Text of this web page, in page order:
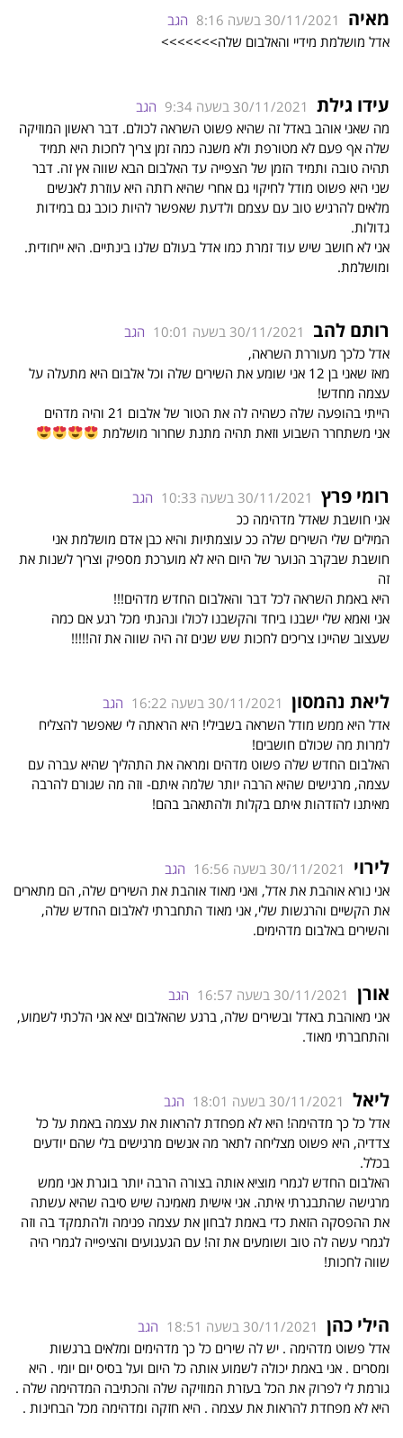
מאיה 30/11/2021 בשעה 8:16
הגב
אדל מושלמת מידיי והאלבום שלה>>>>>>>
עידו גילת 30/11/2021 בשעה 9:34
הגב
מה שאני אוהב באדל זה שהיא פשוט השראה לכולם. דבר ראשון המוזיקה
שלה אף פעם לא מטורפת ולא משנה כמה זמן צריך לחכות היא תמיד
תהיה טובה ותמיד הזמן של הצפייה עד האלבום הבא שווה אץ זה. דבר
שני היא פשוט מודל לחיקוי גם אחרי שהיא רזתה היא עוזרת לאנשים
מלאים להרגיש טוב עם עצמם ולדעת שאפשר להיות כוכב גם במידות
גדולות.
אני לא חושב שיש עוד זמרת כמו אדל בעולם שלנו בינתיים. היא ייחודית.
ומושלמת.
רותם להב 30/11/2021 בשעה 10:01
הגב
אדל כלכך מעוררת השראה,
מאז שאני בן 12 אני שומע את השירים שלה וכל אלבום היא מתעלה על
עצמה מחדש!
הייתי בהופעה שלה כשהיה לה את הטור של אלבום 21 והיה מדהים
אני משתחרר השבוע וזאת תהיה מתנת שחרור מושלמת
רומי פרץ 30/11/2021 בשעה 10:33
הגב
אני חושבת שאדל מדהימה ככ
המילים שלי השירים שלה ככ עוצמתיות והיא כבן אדם מושלמת אני
חושבת שבקרב הנוער של היום היא לא מוערכת מספיק וצריך לשנות את
זה
היא באמת השראה לכל דבר והאלבום החדש מדהים!!!
אני ואמא שלי ישבנו ביחד והקשבנו לכולו ונהנתי מכל רגע אם כמה
שעצוב שהיינו צריכים לחכות שש שנים זה היה שווה את זה!!!!!
ליאת נהמסון 30/11/2021 בשעה 16:22
הגב
אדל היא ממש מודל השראה בשבילי! היא הראתה לי שאפשר להצליח
למרות מה שכולם חושבים!
האלבום החדש שלה פשוט מדהים ומראה את התהליך שהיא עברה עם
עצמה, מרגישים שהיא הרבה יותר שלמה איתם- וזה מה שגורם להרבה
מאיתנו להזדהות איתם בקלות ולהתאהב בהם!
לירוי 30/11/2021 בשעה 16:56
הגב
אני נורא אוהבת את אדל, ואני מאוד אוהבת את השירים שלה, הם מתארים
את הקשיים והרגשות שלי, אני מאוד התחברתי לאלבום החדש שלה,
והשירים באלבום מדהימים.
אורן 30/11/2021 בשעה 16:57
הגב
אני מאוהבת באדל ובשירים שלה, ברגע שהאלבום יצא אני הלכתי לשמוע,
והתחברתי מאוד.
ליאל 30/11/2021 בשעה 18:01
הגב
אדל כל כך מדהימה! היא לא מפחדת להראות את עצמה באמת על כל
צדדיה, היא פשוט מצליחה לתאר מה אנשים מרגישים בלי שהם יודעים
בכלל.
האלבום החדש לגמרי מוציא אותה בצורה הרבה יותר בוגרת אני ממש
מרגישה שהתבגרתי איתה. אני אישית מאמינה שיש סיבה שהיא עשתה
את ההפסקה הזאת כדי באמת לבחון את עצמה פנימה ולהתמקד בה וזה
לגמרי עשה לה טוב ושומעים את זה! עם הגעגועים והציפייה לגמרי היה
שווה לחכות!
הילי כהן 30/11/2021 בשעה 18:51
הגב
אדל פשוט מדהימה . יש לה שירים כל כך מדהימים ומלאים ברגשות
ומסרים . אני באמת יכולה לשמוע אותה כל היום ועל בסיס יום יומי . היא
גורמת לי לפרוק את הכל בעזרת המוזיקה שלה והכתיבה המדהימה שלה .
היא לא מפחדת להראות את עצמה . היא חזקה ומדהימה מכל הבחינות .